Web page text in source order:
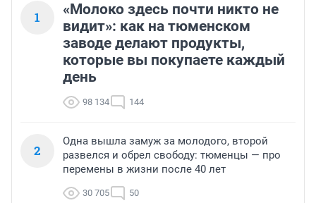
1
«Молоко здесь почти никто не
видит»: как на тюменском
заводе делают продукты,
которые вы покупаете каждый
день
98 134 144
2
Одна вышла замуж за молодого, второй
развелся и обрел свободу: тюменцы — про
перемены в жизни после 40 лет
30 705 50